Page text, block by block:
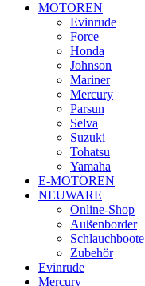
MOTOREN
Evinrude
Force
Honda
Johnson
Mariner
Mercury
Parsun
Selva
Suzuki
Tohatsu
Yamaha
E-MOTOREN
NEUWARE
Online-Shop
Außenborder
Schlauchboote
Zubehör
Evinrude
Mercury